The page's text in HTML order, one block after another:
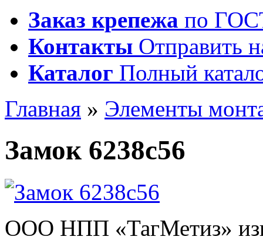
Заказ крепежа по
Контакты Отправить
Каталог Полный
Главная » Элементы
Замок 6238с56
ООО НПП «ТагМетиз»